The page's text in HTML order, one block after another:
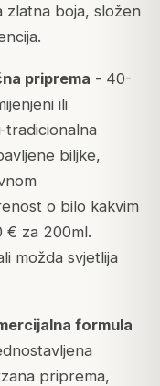
zlatna boja, složen
priprema - 40-
ili
tradicionalna
biljke,
o bilo kakvim
€ za 200ml.
možda svjetlija
formula
priprema,